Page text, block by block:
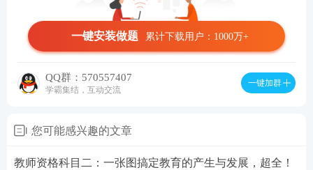
一键安装做题 累计下载用户：1000万+
QQ群：570557407
学霸集结，互动交流
一键加群
您可能感兴趣的文章
教师资格科目二：一张图搞定教育的产生与发展，超全！